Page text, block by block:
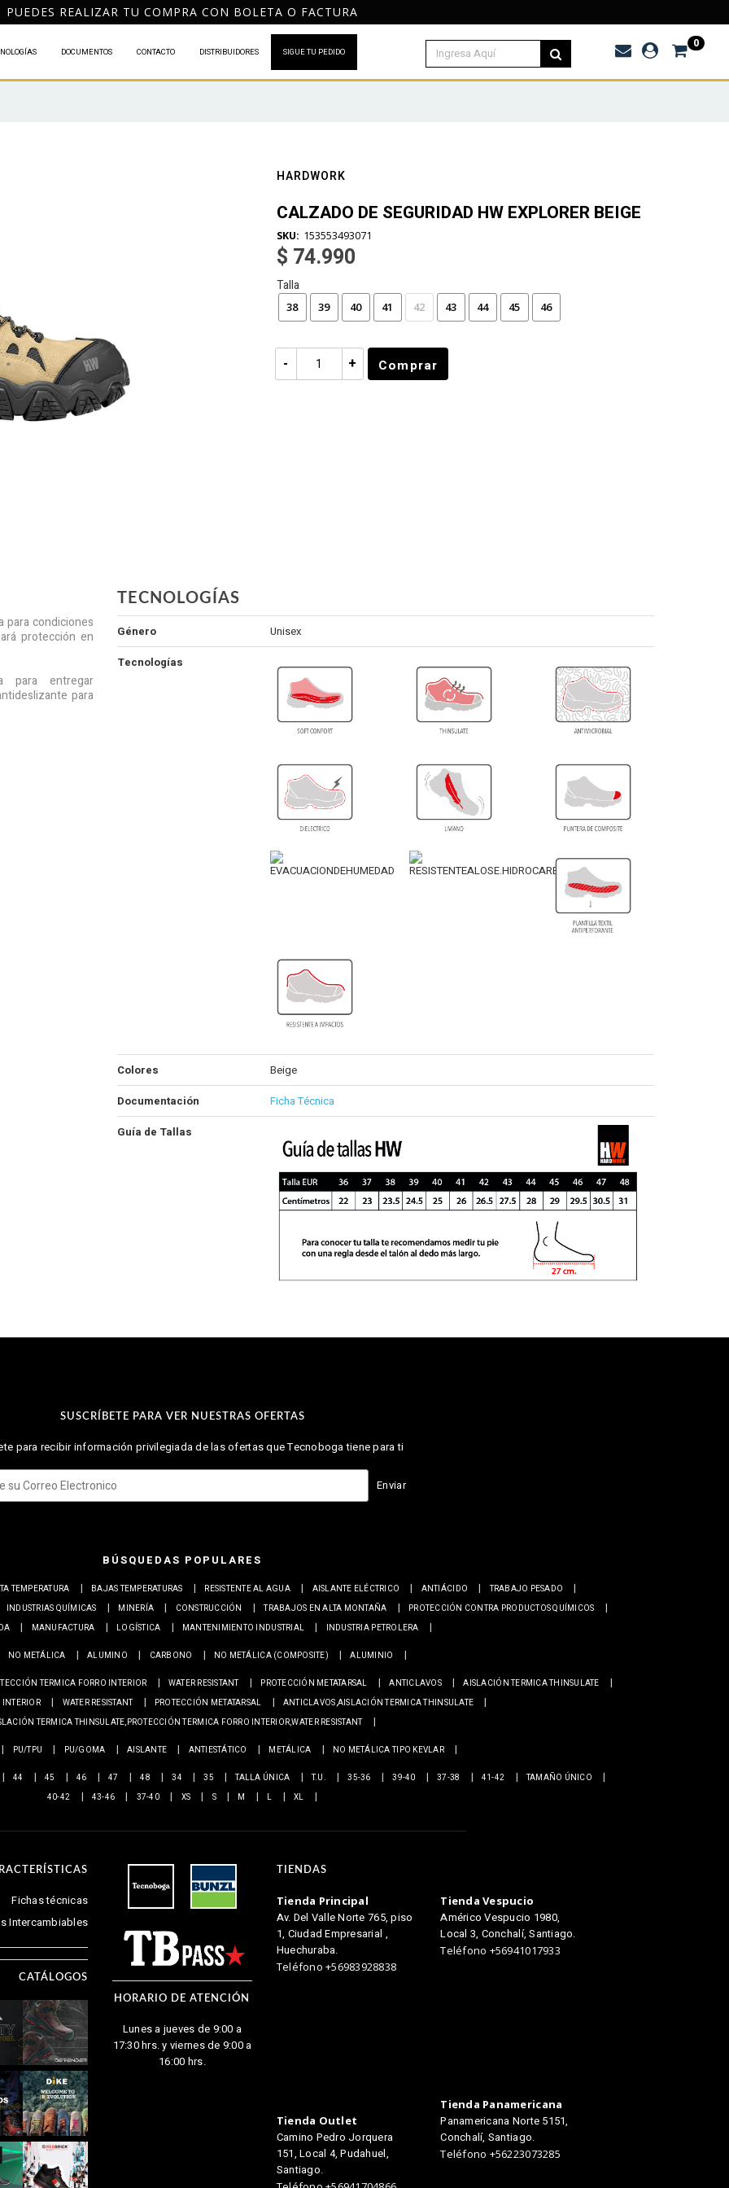
DESPACHO GRATIS A TODO CHILE POR COMPRAS DESDE $120.000
DOCUMENTOS CONTACTO DISTRIBUIDORES SIGUE TU PEDIDO
0
HARDWORK
CALZADO DE SEGURIDAD HW EXPLORER BEIGE
153553493071
$ 74.990
Talla
38 39 40 41 42 43 44 45 46
+
- Comprar
para condiciones
protección en
para entregar
para
TECNOLOGÍAS
Género
Unisex
Tecnologías
Colores
Beige
Documentación
Ficha Técnica
Guía de Tallas
SUSCRÍBETE PARA VER NUESTRAS OFERTAS
para recibir información privilegiada de las ofertas que Tecnoboga tiene para ti
Enviar
BÚSQUEDAS POPULARES
TEMPERATURA BAJAS TEMPERATURAS RESISTENTE AL AGUA AISLANTE ELÉCTRICO ANTIÁCIDO
TRABAJO PESADO
INDUSTRIAS QUÍMICAS MINERÍA CONSTRUCCIÓN TRABAJOS EN ALTA MONTAÑA
PROTECCIÓN CONTRA PRODUCTOS QUÍMICOS
MANUFACTURA LOGÍSTICA MANTENIMIENTO INDUSTRIAL INDUSTRIA PETROLERA
NO METÁLICA ALUMINO CARBONO NO METÁLICA (COMPOSITE) ALUMINIO
TERMICA FORRO INTERIOR WATER RESISTANT PROTECCIÓN METATARSAL ANTICLAVOS
AISLACIÓN TERMICA THINSULATE
INTERIOR
WATER RESISTANT PROTECCIÓN METATARSAL
ANTICLAVOS,AISLACIÓN TERMICA THINSULATE
TERMICA THINSULATE,PROTECCIÓN TERMICA FORRO INTERIOR,WATER RESISTANT
PU/TPU PU/GOMA AISLANTE ANTIESTÁTICO METÁLICA NO METÁLICA TIPO KEVLAR
44 45 46 47 48 34 35 TALLA ÚNICA T.U. 35-36 39-40 37-38 41-42
TAMAÑO ÚNICO
40-42
43-46 37-40 XS S M L XL
Fichas técnicas
Intercambiables
CATÁLOGOS
HORARIO DE ATENCIÓN
Lunes a jueves de 9:00 a
17:30 hrs. y viernes de 9:00 a
16:00 hrs.
TIENDAS
Tienda Principal
Av. Del Valle Norte 765, piso
1, Ciudad Empresarial ,
Huechuraba.
Teléfono +56983928838
Tienda Outlet
Camino Pedro Jorquera
151, Local 4, Pudahuel,
Santiago.
Tienda Vespucio
Américo Vespucio 1980,
Local 3, Conchalí, Santiago.
Teléfono +56941017933
Tienda Panamericana
Panamericana Norte 5151,
Conchalí, Santiago.
Teléfono +56223073285